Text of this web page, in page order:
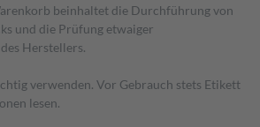
beinhaltet die Durchführung von
und die Prüfung etwaiger
Herstellers.
verwenden. Vor Gebrauch stets Etikett
lesen.